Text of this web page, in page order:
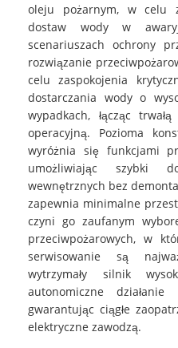
oleju pożarnym, w celu
dostaw wody w
scenariuszach ochrony
rozwiązanie
celu zaspokojenia
dostarczania wody o
wypadkach, łącząc
operacyjną. Pozioma
wyróżnia się funkcjami
umożliwiając szybki
wewnętrznych bez
zapewnia minimalne
czyni go zaufanym
przeciwpożarowych, w
serwisowanie są
wytrzymały silnik
autonomiczne
gwarantując ciągłe
elektryczne zawodzą.